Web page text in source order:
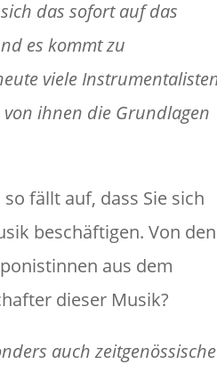
das sofort auf das
es kommt zu
viele
ihnen die Grundlagen
fällt auf, dass Sie sich
beschäftigen. Von den
aus dem
dieser Musik?
auch zeitgenössische